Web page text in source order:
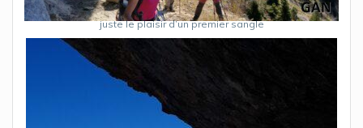
juste le plaisir d’un premier sangle